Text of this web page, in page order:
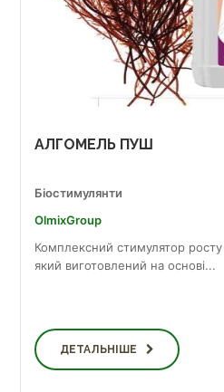
АЛГОМЕЛЬ ПУШ
Біостимулянти
OlmixGroup
Комплексний стимулятор росту
який виготовлений на основі...
ДЕТАЛЬНІШЕ